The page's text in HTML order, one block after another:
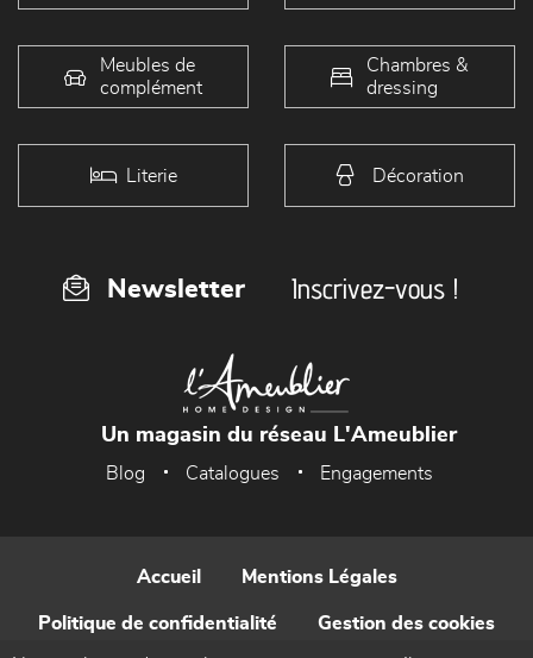
Meubles de
complément
Chambres &
dressing
Literie Décoration
Newsletter Inscrivez-vous !
Un magasin du réseau L'Ameublier
Blog Catalogues Engagements
Accueil Mentions Légales
Politique de confidentialité Gestion des cookies